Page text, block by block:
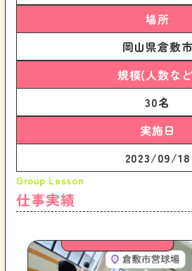
場所
岡山県倉敷市
規模(人数な
30名
実施日
2023/09/18
仕事実績